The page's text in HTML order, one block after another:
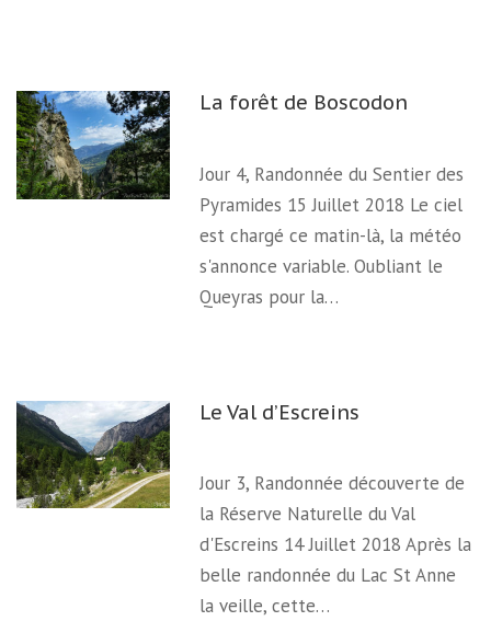
La forêt de Boscodon
Jour 4, Randonnée du Sentier des
Pyramides 15 Juillet 2018 Le ciel
est chargé ce matin-là, la météo
s'annonce variable. Oubliant le
Queyras pour la…
Le Val d’Escreins
Jour 3, Randonnée découverte de
la Réserve Naturelle du Val
d'Escreins 14 Juillet 2018 Après la
belle randonnée du Lac St Anne
la veille, cette…